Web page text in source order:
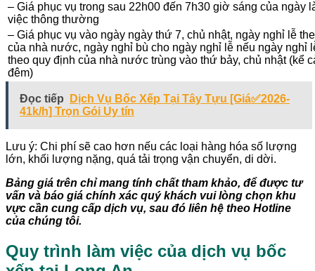
– Giá phục vụ trong sau 22h00 đến 7h30 giờ sáng của ngày
việc thông thường
– Giá phục vụ vào ngày ngày thứ 7, chủ nhật, ngày nghỉ lễ
của nhà nước, ngày nghỉ bù cho ngày nghỉ lễ nếu ngày nghỉ
theo quy định của nhà nước trùng vào thứ bảy, chủ nhật (kể
đêm)
Đọc tiếp
Dịch Vụ Bốc Xếp Tại Tây Tựu [Giá✅2026-
41k/h] Trọn Gói Uy tín
Lưu ý: Chi phí sẽ cao hơn nếu các loại hàng hóa số lượng
lớn, khối lượng nặng, quá tải trọng vận chuyển, di dời.
Bảng giá trên chỉ mang tính chất tham khảo, để được tư
vấn và báo giá chính xác quý khách vui lòng chọn khu
vực cần cung cấp dịch vụ, sau đó liên hệ theo Hotline
của chúng tôi.
Quy trình làm việc của dịch vụ bốc